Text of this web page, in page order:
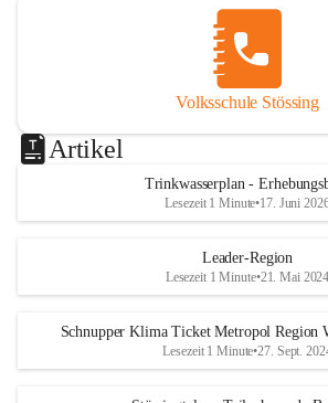
Volksschule Stössing
Artikel
Trinkwasserplan -
Lesezeit 1 Minute•17. Juni
Leader-Region
Lesezeit 1 Minute•21. Mai 2024
Schnupper Klima Ticket Metropol Region
Lesezeit 1 Minute•27. Sept.